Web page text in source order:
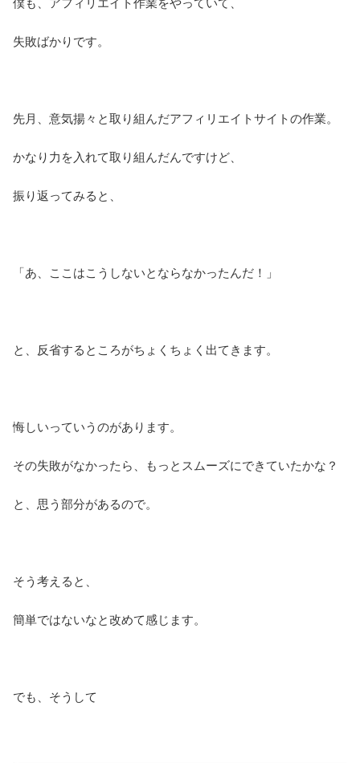
失敗ばかりです。
先月、意気揚々と取り組んだアフィリエイトサイトの作業。
かなり力を入れて取り組んだんですけど、
振り返ってみると、
「あ、ここはこうしないとならなかったんだ！」
と、反省するところがちょくちょく出てきます。
悔しいっていうのがあります。
その失敗がなかったら、もっとスムーズにできていたかな？
と、思う部分があるので。
そう考えると、
簡単ではないなと改めて感じます。
でも、そうして